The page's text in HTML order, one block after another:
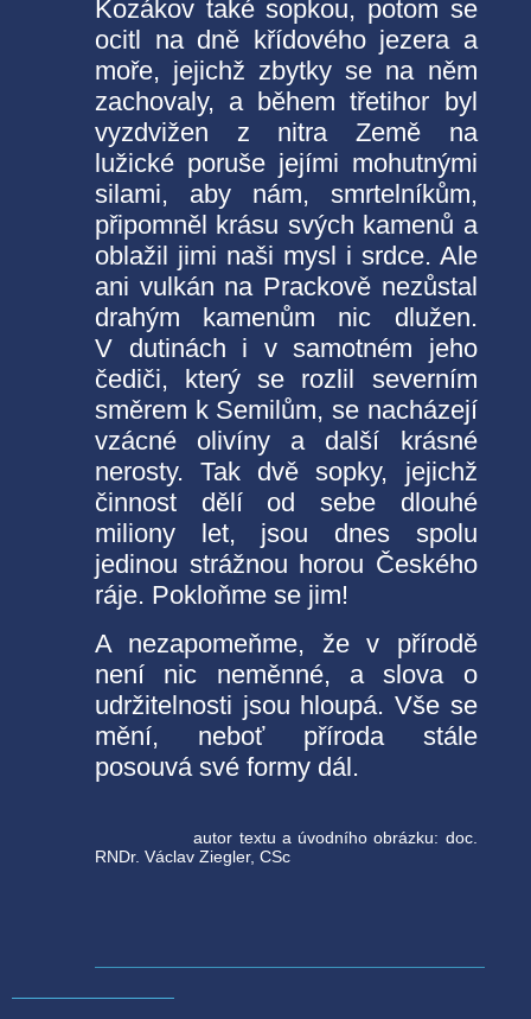
Kozákov také sopkou, potom se
ocitl na dně křídového jezera a
moře, jejichž zbytky se na něm
zachovaly, a během třetihor byl
vyzdvižen z nitra Země na
lužické poruše jejími mohutnými
silami, aby nám, smrtelníkům,
připomněl krásu svých kamenů a
oblažil jimi naši mysl i srdce. Ale
ani vulkán na Prackově nezůstal
drahým kamenům nic dlužen.
V dutinách i v samotném jeho
čediči, který se rozlil severním
směrem k Semilům, se nacházejí
vzácné olivíny a další krásné
nerosty. Tak dvě sopky, jejichž
činnost dělí od sebe dlouhé
miliony let, jsou dnes spolu
jedinou strážnou horou Českého
ráje. Pokloňme se jim!
A nezapomeňme, že v přírodě
není nic neměnné, a slova o
udržitelnosti jsou hloupá. Vše se
mění, neboť příroda stále
posouvá své formy dál.
autor textu a úvodního obrázku: doc.
RNDr. Václav Ziegler, CSc